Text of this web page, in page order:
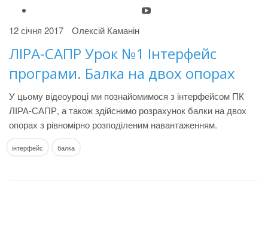
12 січня 2017 Олексій Каманін
ЛІРА-САПР Урок №1 Інтерфейс
програми. Балка на двох опорах
У цьому відеоуроці ми познайомимося з інтерфейсом ПК
ЛІРА-САПР, а також здійснимо розрахунок балки на двох
опорах з рівномірно розподіленим навантаженням.
інтерфейс балка